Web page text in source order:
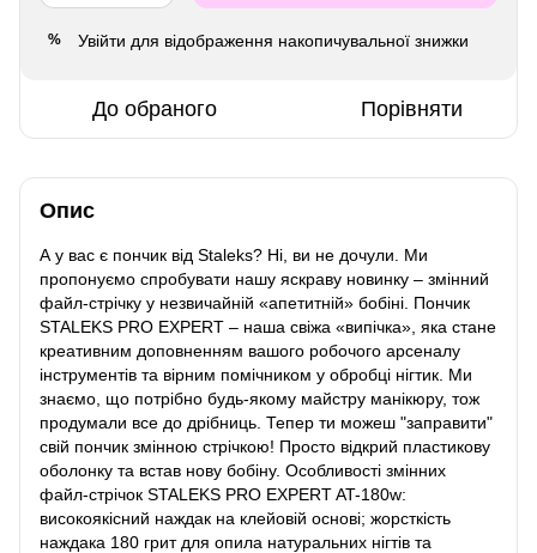
% Увійти для відображення накопичувальної знижки
До обраного Порівняти
Опис
А у вас є пончик від Staleks? Ні, ви не дочули. Ми
пропонуємо спробувати нашу яскраву новинку – змінний
файл-стрічку у незвичайній «апетитній» бобіні. Пончик
STALEKS PRO EXPERT – наша свіжа «випічка», яка стане
креативним доповненням вашого робочого арсеналу
інструментів та вірним помічником у обробці нігтик. Ми
знаємо, що потрібно будь-якому майстру манікюру, тож
продумали все до дрібниць. Тепер ти можеш "заправити"
свій пончик змінною стрічкою! Просто відкрий пластикову
оболонку та встав нову бобіну. Особливості змінних
файл-стрічок STALEKS PRO EXPERT AT-180w:
високоякісний наждак на клейовій основі; жорсткість
наждака 180 грит для опила натуральних нігтів та